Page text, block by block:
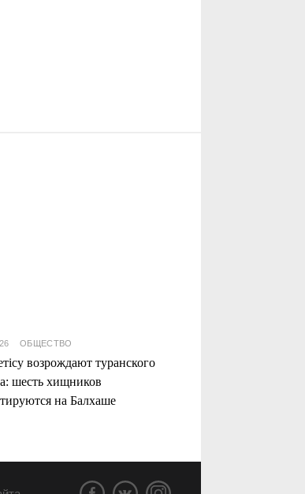
ОБЩЕСТВО
возрождают туранского
шесть хищников
на Балхаше